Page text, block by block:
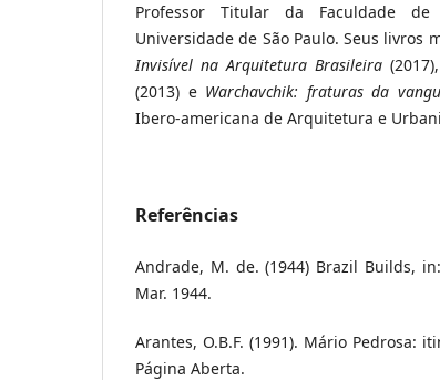
Professor Titular da Faculdade
Universidade de São Paulo. Seus livros
Invisível na Arquitetura Brasileira (2017),
(2013) e Warchavchik: fraturas da
Ibero-americana de Arquitetura e
Referências
Andrade, M. de. (1944) Brazil Builds,
Mar. 1944.
Arantes, O.B.F. (1991). Mário Pedrosa:
Página Aberta.